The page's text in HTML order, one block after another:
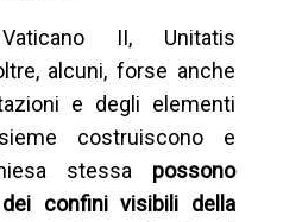
II, Unitatis
alcuni, forse anche
e degli elementi
costruiscono e
stessa possono
confini visibili della